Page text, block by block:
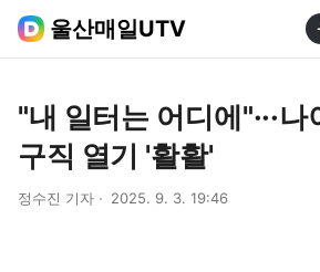
울산매일UTV
"내 일터는 어디에"···
구직 열기 '활활'
정수진 기자 2025. 9. 3. 19:46